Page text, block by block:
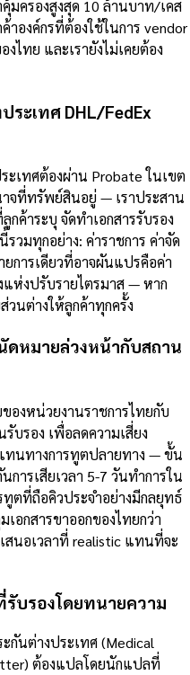
มครองสูงสุด 10 ล้านบาท/เคส
าองค์กรที่ต้องใช้ในการ vendor
ไทย และเรายังไม่เคยต้อง
ระเทศ DHL/FedEx
ะเทศต้องผ่าน Probate ในเขต
จที่ทรัพย์สินอยู่ — เราประสาน
ค้าระบุ จัดทำเอกสารรับรอง
วมทุกอย่าง: ค่าราชการ ค่าจัด
ยการเดียวที่อาจผันแปรคือค่า
ห่งปรับรายไตรมาส — หาก
วนต่างให้ลูกค้าทุกครั้ง
ดหมายล่วงหน้ากับสถาน
องหน่วยงานราชการไทยกับ
บรอง เพื่อลดความเสี่ยง
ทนทางการทูตปลายทาง — ขั้น
ารเสียเวลา 5-7 วันทำการใน
ตที่ถือคิวประจำอย่างมีกลยุทธ์
อกสารขาออกของไทยกว่า
สนอเวลาที่ realistic แทนที่จะ
รับรองโดยทนายความ
กันต่างประเทศ (Medical
ต้องแปลโดยนักแปลที่